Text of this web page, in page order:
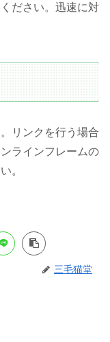
ださい。迅速に対
リンクを行う場合
ラインフレームの
。
三毛猫堂